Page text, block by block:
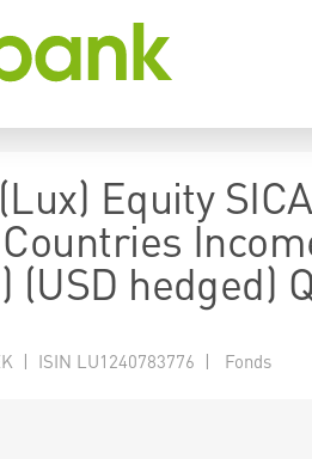
Equity
(USD hedged)
| ISIN LU1240783776 | Fonds